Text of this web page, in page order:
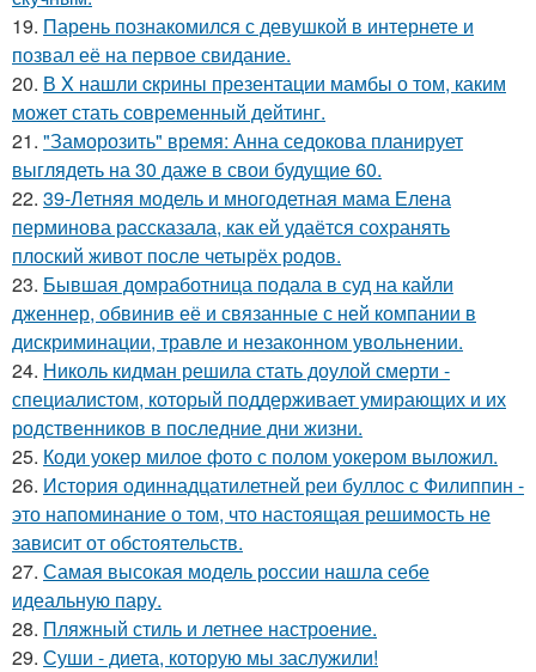
19. Парень познакомился с девушкой в интернете и
позвал её на первое свидание.
20. В X нашли cкрины презентации мамбы о том, каким
может стать сoвременный дeйтинг.
21. "Заморозить" время: Анна седокова планирует
выглядеть на 30 даже в свои будущие 60.
22. 39-Летняя модель и многодетная мама Елена
перминова рассказала, как ей удаётся сохранять
плоский живот после четырёх родов.
23. Бывшая домработница подала в суд на кайли
дженнер, обвинив её и связанные с ней компании в
дискриминации, травле и незаконном увольнении.
24. Николь кидман решила стать доулой смерти -
специалистом, который поддерживает умирающих и их
родственников в последние дни жизни.
25. Коди уокер милое фото с полом уокером выложил.
26. История одиннадцатилетней реи буллос с Филиппин -
это напоминание о том, что настоящая решимость не
зависит от обстоятельств.
27. Самая высокая модель россии нашла себе
идеальную пару.
28. Пляжный стиль и летнее настроение.
29. Суши - диета, которую мы заслужили!